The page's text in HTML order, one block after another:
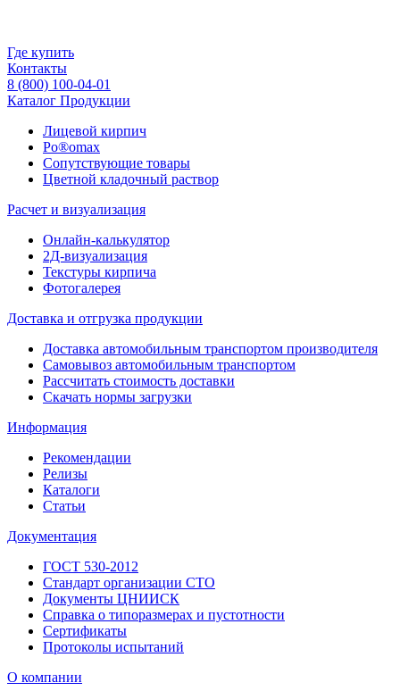
Где купить
Контакты
8 (800) 100-04-01
Каталог Продукции
Лицевой кирпич
Po®omax
Сопутствующие товары
Цветной кладочный раствор
Расчет и визуализация
Онлайн-калькулятор
2Д-визуализация
Текстуры кирпича
Фотогалерея
Доставка и отгрузка продукции
Доставка автомобильным транспортом производителя
Самовывоз автомобильным транспортом
Рассчитать стоимость доставки
Скачать нормы загрузки
Информация
Рекомендации
Релизы
Каталоги
Статьи
Документация
ГОСТ 530-2012
Стандарт организации СТО
Документы ЦНИИСК
Справка о типоразмерах и пустотности
Сертификаты
Протоколы испытаний
О компании